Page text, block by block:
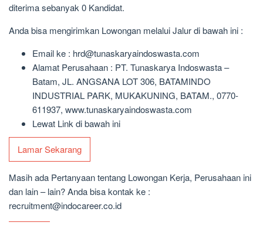
diterima sebanyak 0 Kandidat.
Anda bisa mengirimkan Lowongan melalui Jalur di bawah ini :
Email ke : hrd@tunaskaryaindoswasta.com
Alamat Perusahaan : PT. Tunaskarya Indoswasta –
Batam, JL. ANGSANA LOT 306, BATAMINDO
INDUSTRIAL PARK, MUKAKUNING, BATAM., 0770-
611937, www.tunaskaryaindoswasta.com
Lewat Link di bawah ini
Lamar Sekarang
Masih ada Pertanyaan tentang Lowongan Kerja, Perusahaan ini
dan lain – lain? Anda bisa kontak ke :
recruitment@indocareer.co.id